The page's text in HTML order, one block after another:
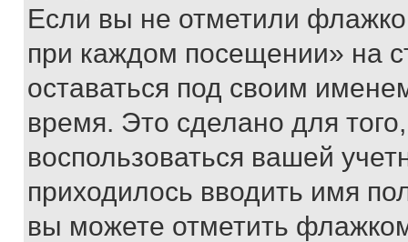
Если вы не отметили
при каждом посещении» на
оставаться под своим
время. Это сделано для
воспользоваться вашей
приходилось вводить имя
вы можете отметить